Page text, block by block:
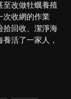
至改做牡蠣養殖
次收網的作業
拾回收、潔淨海
活了一家人，